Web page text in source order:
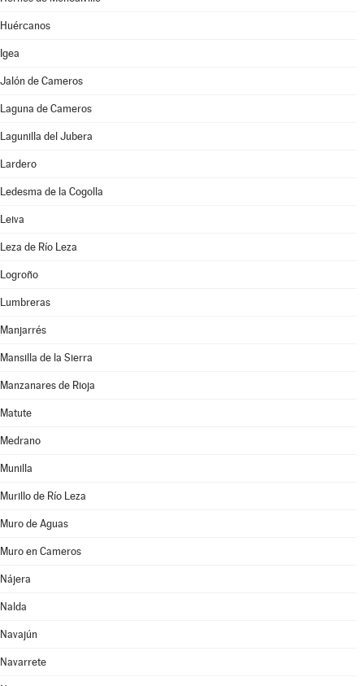
Huércanos
Igea
Jalón de Cameros
Laguna de Cameros
Lagunilla del Jubera
Lardero
Ledesma de la Cogolla
Leiva
Leza de Río Leza
Logroño
Lumbreras
Manjarrés
Mansilla de la Sierra
Manzanares de Rioja
Matute
Medrano
Munilla
Murillo de Río Leza
Muro de Aguas
Muro en Cameros
Nájera
Nalda
Navajún
Navarrete